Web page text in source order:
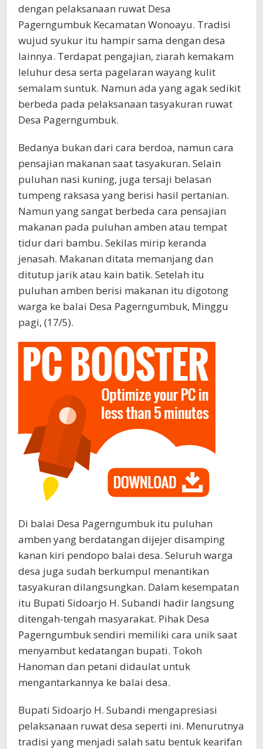
dengan pelaksanaan ruwat Desa
Pagerngumbuk Kecamatan Wonoayu. Tradisi
wujud syukur itu hampir sama dengan desa
lainnya. Terdapat pengajian, ziarah kemakam
leluhur desa serta pagelaran wayang kulit
semalam suntuk. Namun ada yang agak sedikit
berbeda pada pelaksanaan tasyakuran ruwat
Desa Pagerngumbuk.
Bedanya bukan dari cara berdoa, namun cara
pensajian makanan saat tasyakuran. Selain
puluhan nasi kuning, juga tersaji belasan
tumpeng raksasa yang berisi hasil pertanian.
Namun yang sangat berbeda cara pensajian
makanan pada puluhan amben atau tempat
tidur dari bambu. Sekilas mirip keranda
jenasah. Makanan ditata memanjang dan
ditutup jarik atau kain batik. Setelah itu
puluhan amben berisi makanan itu digotong
warga ke balai Desa Pagerngumbuk, Minggu
pagi, (17/5).
Di balai Desa Pagerngumbuk itu puluhan
amben yang berdatangan dijejer disamping
kanan kiri pendopo balai desa. Seluruh warga
desa juga sudah berkumpul menantikan
tasyakuran dilangsungkan. Dalam kesempatan
itu Bupati Sidoarjo H. Subandi hadir langsung
ditengah-tengah masyarakat. Pihak Desa
Pagerngumbuk sendiri memiliki cara unik saat
menyambut kedatangan bupati. Tokoh
Hanoman dan petani didaulat untuk
mengantarkannya ke balai desa.
Bupati Sidoarjo H. Subandi mengapresiasi
pelaksanaan ruwat desa seperti ini. Menurutnya
tradisi yang menjadi salah satu bentuk kearifan